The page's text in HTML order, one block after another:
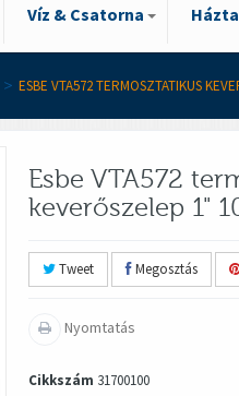
Víz & Csatorna
> ESBE VTA572 TERMOSZTATIKUS
Esbe VTA572
keverőszelep 1"
Tweet Megosztás
Nyomtatás
Cikkszám 31700100